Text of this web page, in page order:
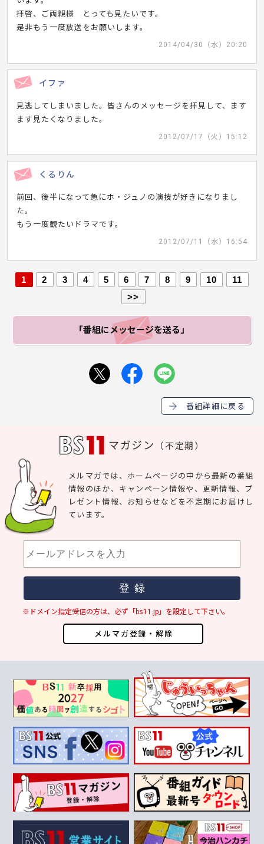
拝啓、ご両親様 とっても見たいです。
是非もう一度放送をお願いします。
2014/04/30（水）20:20
イファ
見逃してしまいました。皆さんのメッセージを拝見して、ます
ます見たくなりました。
2012/07/17（火）15:12
くるりん
前回、後半になって急にホ・ジュノの演技が好きになりまし
た。
もう一度観たいドラマです。
2012/07/11（水）16:54
1 2 3 4 5 6 7 8 9 10
11
>>
「番組にメッセージを送る」
番組詳細に戻る
マガジン （不定期）
メルマガ登録・解除
メルマガでは、ホームページの中から最新の番組
情報のほか、キャンペーン情報や、更新情報、プ
レゼント情報、お知らせなどを不定期にお届けし
ています。
※ドメイン指定受信の方は、必ず「bs11.jp」を設定して下さい。